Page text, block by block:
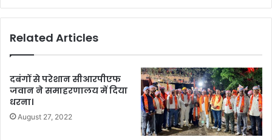
Related Articles
दबंगों से परेशान सीआरपीएफ
जवान ने समाहरणालय में दिया
धरना।
August 27, 2022